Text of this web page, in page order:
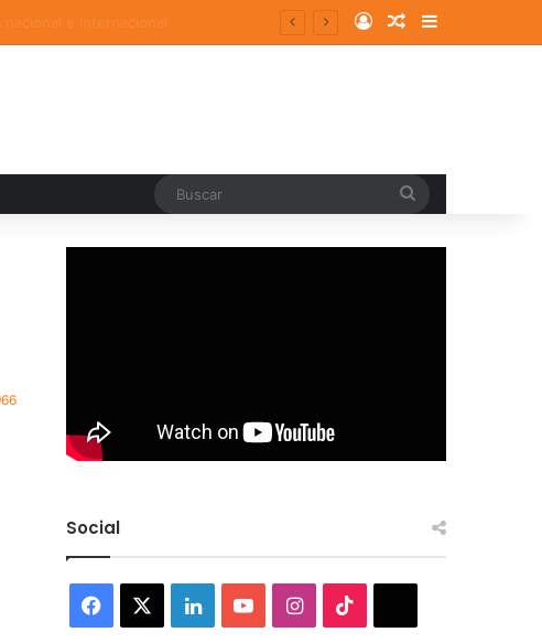
Log InRandom Article
Sidebar
Social
Facebook LinkedInYouTubeInstagram